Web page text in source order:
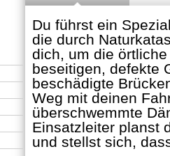
Du führst ein
die durch
dich, um die
beseitigen, defekte
beschädigte
Weg mit deinen
überschwemmte
Einsatzleiter planst
und stellst sich,